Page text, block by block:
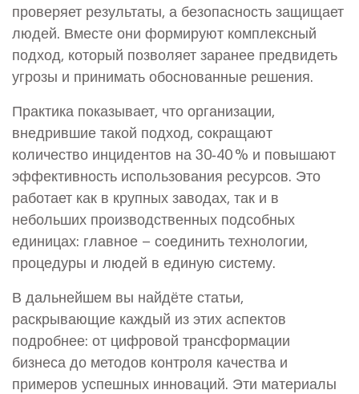
проверяет результаты, а безопасность защищает
людей. Вместе они формируют комплексный
подход, который позволяет заранее предвидеть
угрозы и принимать обоснованные решения.
Практика показывает, что организации,
внедрившие такой подход, сокращают
количество инцидентов на 30‑40 % и повышают
эффективность использования ресурсов. Это
работает как в крупных заводах, так и в
небольших производственных подсобных
единицах: главное – соединить технологии,
процедуры и людей в единую систему.
В дальнейшем вы найдёте статьи,
раскрывающие каждый из этих аспектов
подробнее: от цифровой трансформации
бизнеса до методов контроля качества и
примеров успешных инноваций. Эти материалы